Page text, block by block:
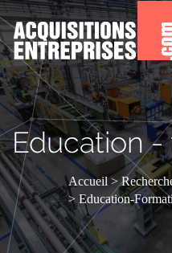
Education
Accueil
Education-